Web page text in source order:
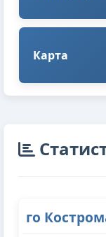
Карта
го